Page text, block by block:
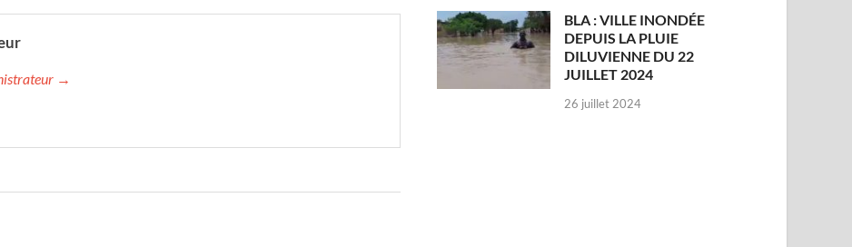
→
BLA : VILLE INONDÉE
DEPUIS LA PLUIE
DILUVIENNE DU 22
JUILLET 2024
26 juillet 2024